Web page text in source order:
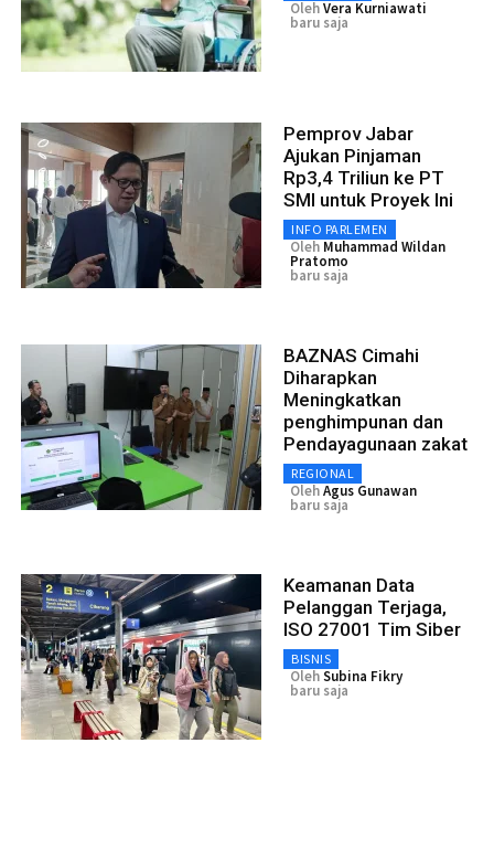
OlehVera Kurniawati
baru saja
Pemprov Jabar
Ajukan Pinjaman
Rp3,4 Triliun ke PT
SMI untuk Proyek Ini
INFO PARLEMEN
Oleh Muhammad Wildan
Pratomo
baru saja
BAZNAS Cimahi
Diharapkan
Meningkatkan
penghimpunan dan
Pendayagunaan zakat
REGIONAL
OlehAgus Gunawan
baru saja
Keamanan Data
Pelanggan Terjaga,
ISO 27001 Tim Siber
BISNIS
OlehSubina Fikry
baru saja